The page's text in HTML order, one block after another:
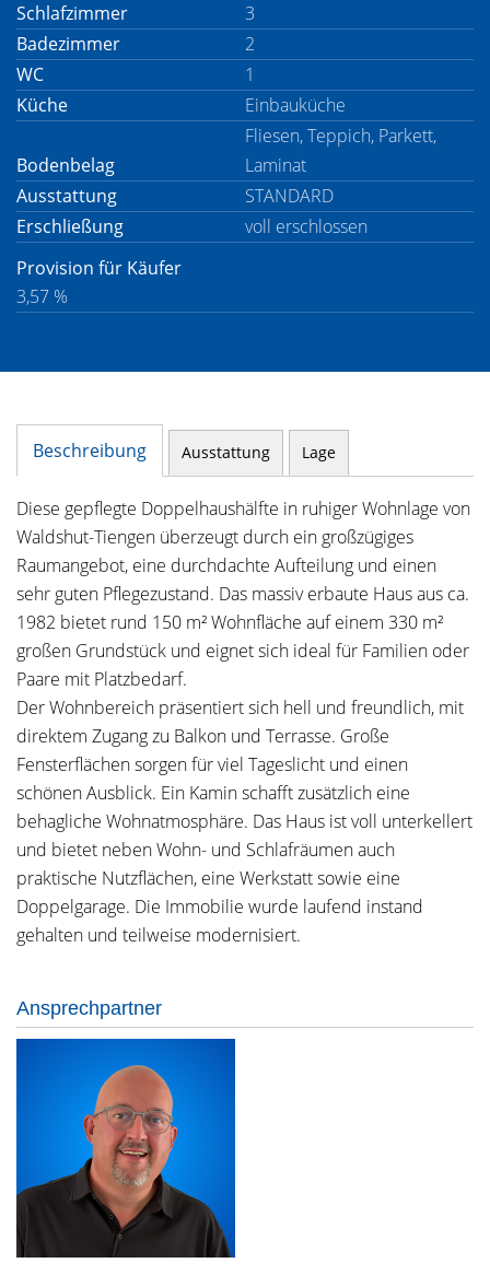
Schlafzimmer
3
Badezimmer
2
WC
1
Küche
Einbauküche
Bodenbelag
Fliesen, Teppich, Parkett,
Laminat
Ausstattung
STANDARD
Erschließung
voll erschlossen
Provision für Käufer
3,57 %
Beschreibung Ausstattung Lage
Diese gepflegte Doppelhaushälfte in ruhiger Wohnlage von
Waldshut-Tiengen überzeugt durch ein großzügiges
Raumangebot, eine durchdachte Aufteilung und einen
sehr guten Pflegezustand. Das massiv erbaute Haus aus ca.
1982 bietet rund 150 m² Wohnfläche auf einem 330 m²
großen Grundstück und eignet sich ideal für Familien oder
Paare mit Platzbedarf.
Der Wohnbereich präsentiert sich hell und freundlich, mit
direktem Zugang zu Balkon und Terrasse. Große
Fensterflächen sorgen für viel Tageslicht und einen
schönen Ausblick. Ein Kamin schafft zusätzlich eine
behagliche Wohnatmosphäre. Das Haus ist voll unterkellert
und bietet neben Wohn- und Schlafräumen auch
praktische Nutzflächen, eine Werkstatt sowie eine
Doppelgarage. Die Immobilie wurde laufend instand
gehalten und teilweise modernisiert.
Ansprechpartner